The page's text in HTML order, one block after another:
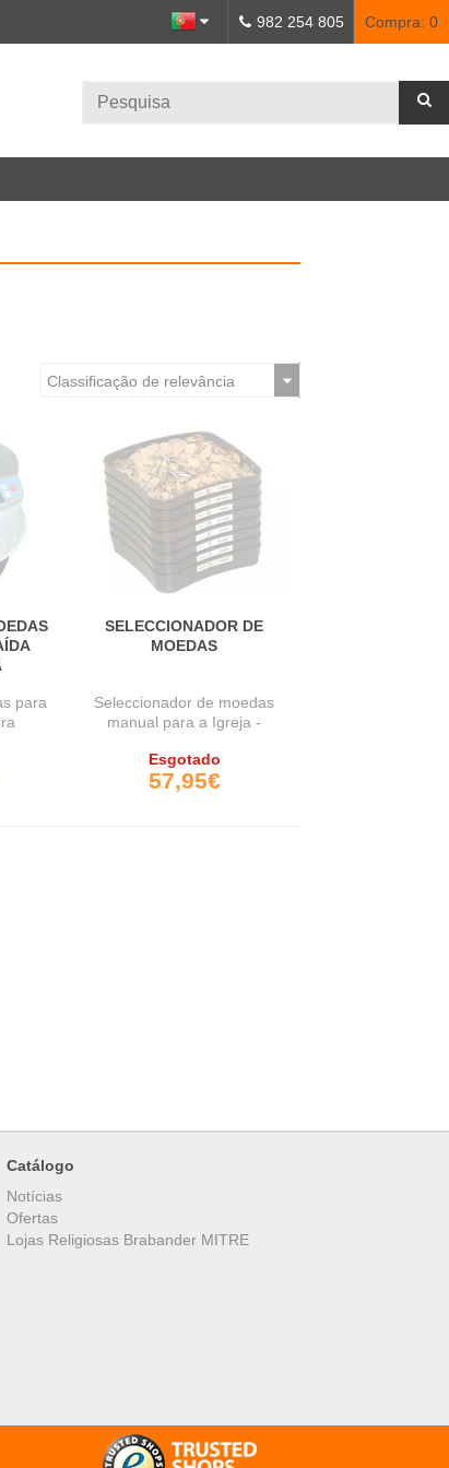
Compra: 0
982 254 805
para
SELECCIONADOR DE
MOEDAS
Seleccionador de moedas
manual para a Igreja -
Esgotado
57,95€
Catálogo
Notícias
Ofertas
Lojas Religiosas Brabander MITRE